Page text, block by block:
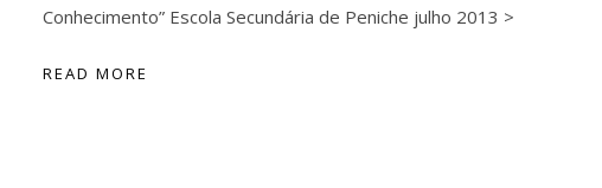
Conhecimento” Escola Secundária de Peniche julho 2013 >
READ MORE